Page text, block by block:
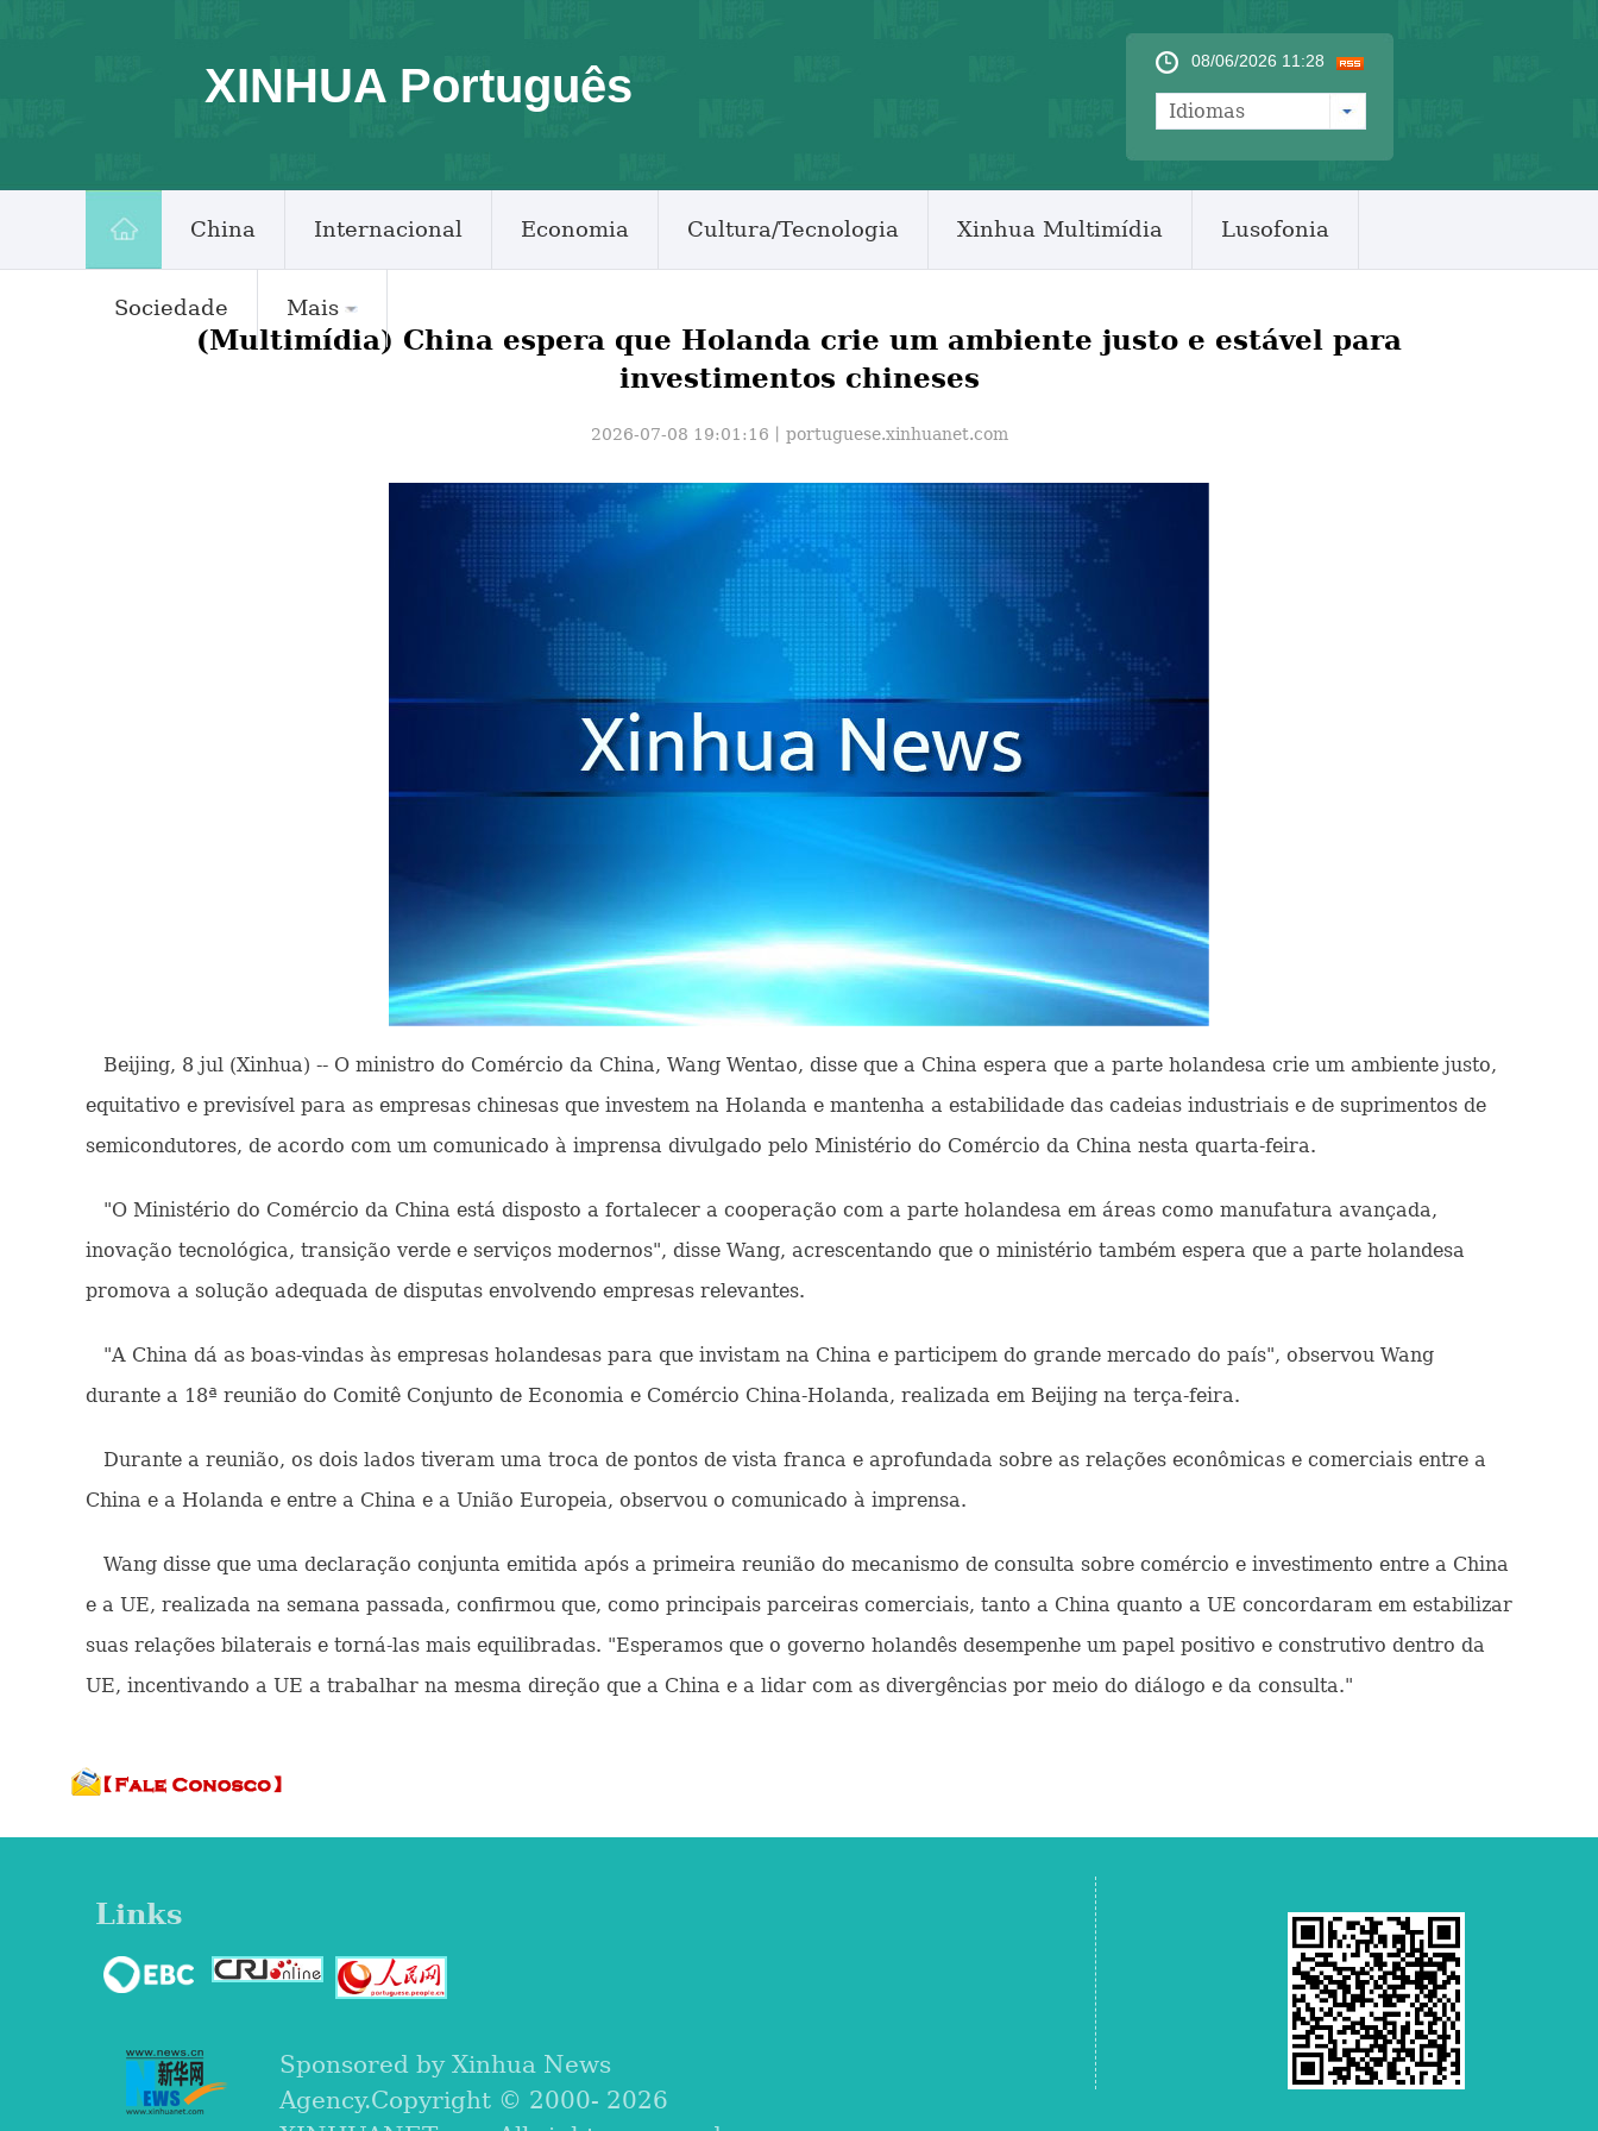
XINHUA Português 08/06/2026 11:28
Idiomas
China Internacional Economia Cultura/Tecnologia Xinhua Multimídia Lusofonia
Sociedade Mais
(Multimídia) China espera que Holanda crie um ambiente justo e estável para
investimentos chineses
2026-07-08 19:01:16丨 portuguese.xinhuanet.com
Beijing, 8 jul (Xinhua) -- O ministro do Comércio da China, Wang Wentao, disse que a China espera que a parte holandesa crie um ambiente justo,
equitativo e previsível para as empresas chinesas que investem na Holanda e mantenha a estabilidade das cadeias industriais e de suprimentos de
semicondutores, de acordo com um comunicado à imprensa divulgado pelo Ministério do Comércio da China nesta quarta-feira.
"O Ministério do Comércio da China está disposto a fortalecer a cooperação com a parte holandesa em áreas como manufatura avançada,
inovação tecnológica, transição verde e serviços modernos", disse Wang, acrescentando que o ministério também espera que a parte holandesa
promova a solução adequada de disputas envolvendo empresas relevantes.
"A China dá as boas-vindas às empresas holandesas para que invistam na China e participem do grande mercado do país", observou Wang
durante a 18ª reunião do Comitê Conjunto de Economia e Comércio China-Holanda, realizada em Beijing na terça-feira.
Durante a reunião, os dois lados tiveram uma troca de pontos de vista franca e aprofundada sobre as relações econômicas e comerciais entre a
China e a Holanda e entre a China e a União Europeia, observou o comunicado à imprensa.
Wang disse que uma declaração conjunta emitida após a primeira reunião do mecanismo de consulta sobre comércio e investimento entre a China
e a UE, realizada na semana passada, confirmou que, como principais parceiras comerciais, tanto a China quanto a UE concordaram em estabilizar
suas relações bilaterais e torná-las mais equilibradas. "Esperamos que o governo holandês desempenhe um papel positivo e construtivo dentro da
UE, incentivando a UE a trabalhar na mesma direção que a China e a lidar com as divergências por meio do diálogo e da consulta."
Links
Sponsored by Xinhua News
Agency.Copyright © 2000- 2026